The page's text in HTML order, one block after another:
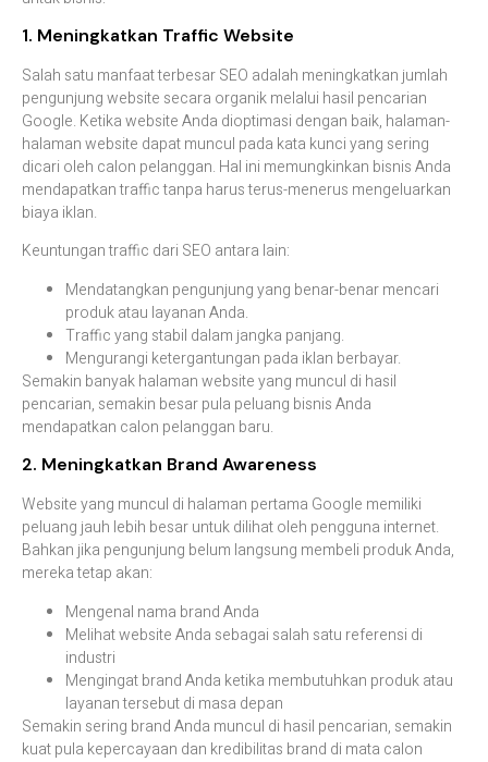
1. Meningkatkan Traffic Website
Salah satu manfaatterbesarSEO adalah meningkatkan jumlah
pengunjungwebsite secara organikmelalui hasil pencarian
Google. KetikawebsiteAnda dioptimasi dengan baik, halaman-
halamanwebsite dapatmuncul pada kata kunciyang sering
dicari oleh calon pelanggan. Hal ini memungkinkan bisnisAnda
mendapatkantraffictanpa harusterus-menerus mengeluarkan
biaya iklan.
Keuntungantraffic dari SEO antara lain:
Mendatangkan pengunjungyang benar-benarmencari
produkatau layananAnda.
Trafficyang stabil dalam jangka panjang.
Mengurangi ketergantungan pada iklan berbayar.
Semakin banyakhalamanwebsiteyang muncul di hasil
pencarian, semakin besarpula peluang bisnisAnda
mendapatkan calon pelanggan baru.
2. Meningkatkan Brand Awareness
Websiteyang muncul di halaman pertama Google memiliki
peluang jauh lebih besaruntukdilihatoleh pengguna internet.
Bahkan jika pengunjung belum langsung membeli produkAnda,
merekatetap akan:
Mengenal nama brandAnda
MelihatwebsiteAnda sebagai salah satu referensi di
industri
MengingatbrandAnda ketika membutuhkan produkatau
layanantersebutdi masa depan
Semakin sering brandAnda muncul di hasil pencarian, semakin
kuatpula kepercayaan dan kredibilitas brand di mata calon